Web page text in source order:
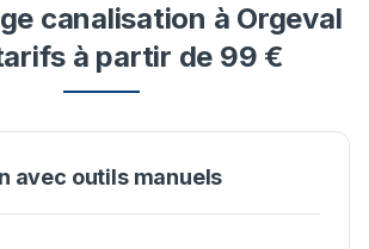
canalisation à Orgeval
à partir de 99 €
avec outils manuels